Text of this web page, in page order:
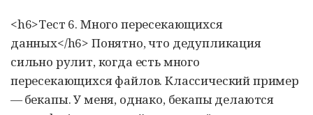
<h6>Тест 6. Много пересекающихся
данных</h6> Понятно, что дедупликация
сильно рулит, когда есть много
пересекающихся файлов. Классический пример
— бекапы. У меня, однако, бекапы делаются